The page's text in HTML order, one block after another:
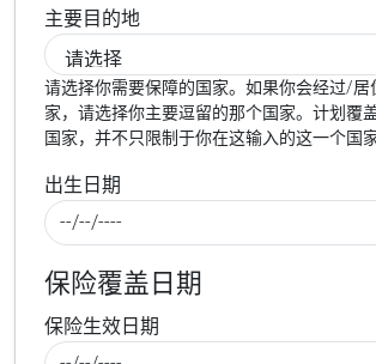
主要目的地
请选择你需要保障的国家。如果你会经过/居
家，请选择你主要逗留的那个国家。计划覆
国家，并不只限制于你在这输入的这一个国家
出生日期
保险覆盖日期
保险生效日期